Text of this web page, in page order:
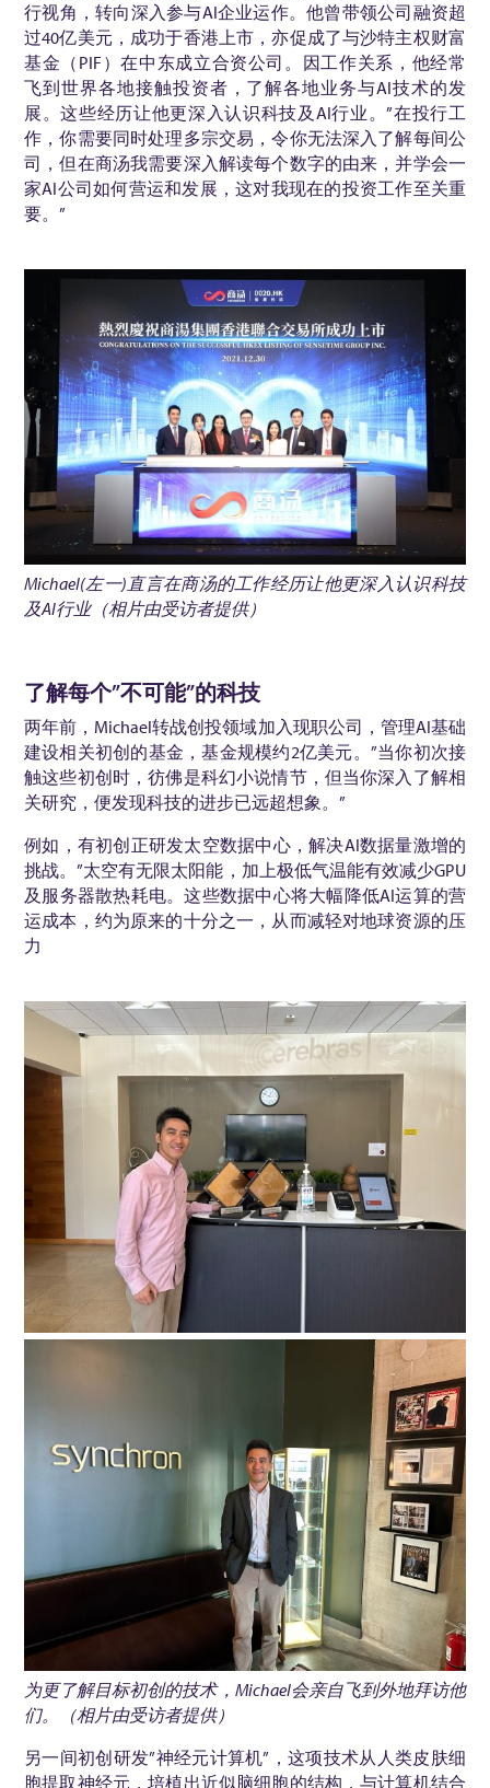
行视角，转向深入参与AI企业运作。他曾带领公司融资超
过40亿美元，成功于香港上市，亦促成了与沙特主权财富
基金（PIF）在中东成立合资公司。因工作关系，他经常
飞到世界各地接触投资者，了解各地业务与AI技术的发
展。这些经历让他更深入认识科技及AI行业。”在投行工
作，你需要同时处理多宗交易，令你无法深入了解每间公
司，但在商汤我需要深入解读每个数字的由来，并学会一
家AI公司如何营运和发展，这对我现在的投资工作至关重
要。”
Michael(左一)直言在商汤的工作经历让他更深入认识科技
及AI行业（相片由受访者提供）
了解每个”不可能”的科技
两年前，Michael转战创投领域加入现职公司，管理AI基础
建设相关初创的基金，基金规模约2亿美元。”当你初次接
触这些初创时，彷佛是科幻小说情节，但当你深入了解相
关研究，便发现科技的进步已远超想象。”
例如，有初创正研发太空数据中心，解决AI数据量激增的
挑战。”太空有无限太阳能，加上极低气温能有效减少GPU
及服务器散热耗电。这些数据中心将大幅降低AI运算的营
运成本，约为原来的十分之一，从而减轻对地球资源的压
力
为更了解目标初创的技术， Michael会亲自飞到外地拜访他
们。（相片由受访者提供）
另一间初创研发”神经元计算机”，这项技术从人类皮肤细
胞提取神经元，培植出近似脑细胞的结构，与计算机结合